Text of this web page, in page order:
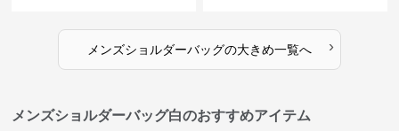
メンズショルダーバッグの大きめ一覧へ ›
メンズショルダーバッグ白のおすすめアイテム